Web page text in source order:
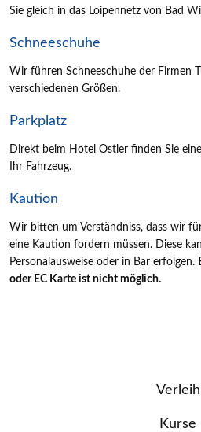
Sie gleich in das Loipennetz von Bad
Schneeschuhe
Wir führen Schneeschuhe der Firmen
verschiedenen Größen.
Parkplatz
Direkt beim Hotel Ostler finden Sie
Ihr Fahrzeug.
Kaution
Wir bitten um Verständniss, dass wir
eine Kaution fordern müssen. Diese
Personalausweise oder in Bar erfolgen.
oder EC Karte ist nicht möglich.